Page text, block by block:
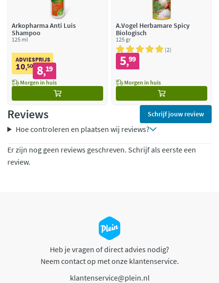
Arkopharma Anti Luis
Shampoo
125 ml
ADVIESPRIJS
10,50 8,19
Morgen in huis
A.Vogel Herbamare Spicy
Biologisch
125 gr
2
5,99
Morgen in huis
Reviews Schrijf jouw review
Hoe controleren en plaatsen wij reviews?
Er zijn nog geen reviews geschreven. Schrijf als eerste een
review.
Heb je vragen of direct advies nodig?
Neem contact op met onze klantenservice.
klantenservice@plein.nl